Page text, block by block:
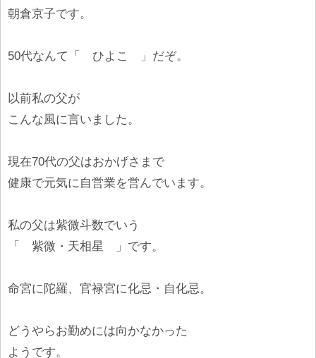
朝倉京子です。
50代なんて「 ひよこ 」だぞ。
以前私の父が
こんな風に言いました。
現在70代の父はおかげさまで
健康で元気に自営業を営んでいます。
私の父は紫微斗数でいう
「 紫微・天相星 」です。
命宮に陀羅、官禄宮に化忌・自化忌。
どうやらお勤めには向かなかった
ようです。